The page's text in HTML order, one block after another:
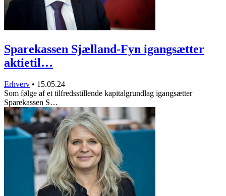
Sparekassen Sjælland-Fyn igangsætter
aktietil…
Erhverv • 15.05.24
Som følge af et tilfredsstillende kapitalgrundlag igangsætter
Sparekassen S…